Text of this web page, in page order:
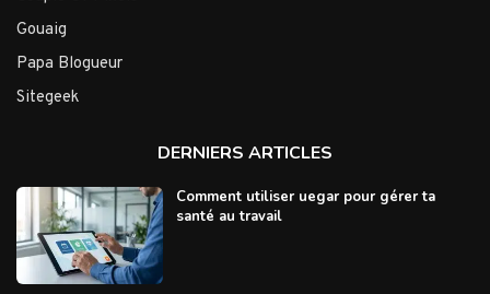
Gouaig
Papa Blogueur
Sitegeek
DERNIERS ARTICLES
Comment utiliser uegar pour gérer ta
santé au travail